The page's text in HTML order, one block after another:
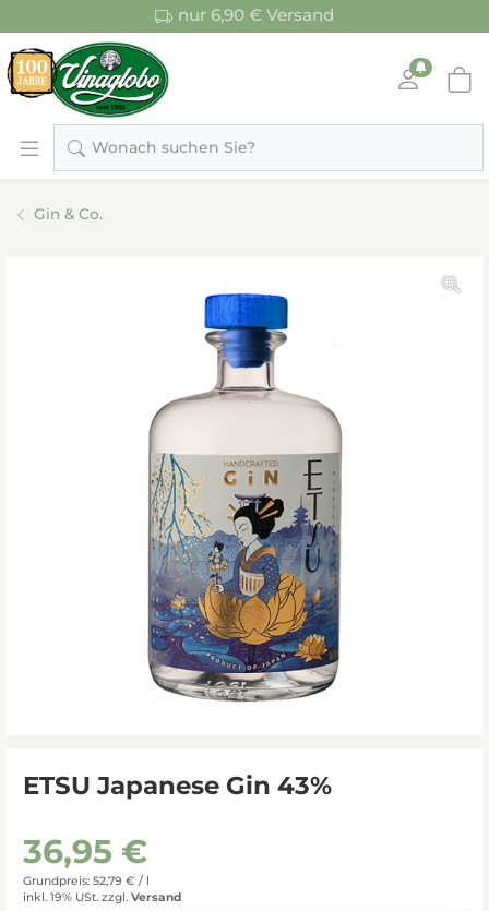
nur 6,90 € Versand
Wonach suchen Sie?
Gin & Co.
ETSU Japanese Gin 43%
36,95 €
Grundpreis: 52,79 € / l
inkl. 19% USt. zzgl. Versand